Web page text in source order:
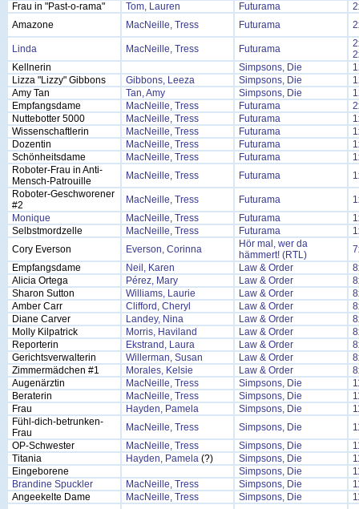
Frau in "Past-o-rama"
Tom, Lauren Futurama
Amazone
MacNeille, Tress Futurama
Linda MacNeille, Tress Futurama
Kellnerin
Simpsons, Die
Lizza "Lizzy" Gibbons
Gibbons, Leeza Simpsons, Die
Amy Tan
Tan, Amy Simpsons, Die
Empfangsdame
MacNeille, Tress Futurama
Nuttebotter 5000
MacNeille, Tress Futurama
Wissenschaftlerin
MacNeille, Tress Futurama
Dozentin
MacNeille, Tress Futurama
Schönheitsdame
MacNeille, Tress Futurama
Roboter-Frau in Anti-
Mensch-Patrouille
MacNeille, Tress Futurama
Roboter-Geschworener
#2
MacNeille, Tress Futurama
Monique
MacNeille, Tress Futurama
Selbstmordzelle
MacNeille, Tress Futurama
Cory Everson
Everson, Corinna
Hör mal, wer da
hämmert! (RTL)
Empfangsdame
Neil, Karen Law & Order
Alicia Ortega
Pérez, Mary Law & Order
Sharon Sutton
Williams, Laurie Law & Order
Amber Carr
Clifford, Cheryl Law & Order
Diane Carver
Landey, Nina Law & Order
Molly Kilpatrick
Morris, Haviland Law & Order
Reporterin
Ekstrand, Laura Law & Order
Gerichtsverwalterin
Willerman, Susan Law & Order
Zimmermädchen #1
Morales, Kelsie Law & Order
Augenärztin
MacNeille, Tress Simpsons, Die
Beraterin
MacNeille, Tress Simpsons, Die
Frau
Hayden, Pamela Simpsons, Die
Fühl-dich-betrunken-
Frau
MacNeille, Tress Simpsons, Die
OP-Schwester
MacNeille, Tress Simpsons, Die
Titania
Hayden, Pamela (?) Simpsons, Die
Eingeborene
Simpsons, Die
Brandine Spuckler
MacNeille, Tress Simpsons, Die
Angeekelte Dame
MacNeille, Tress Simpsons, Die